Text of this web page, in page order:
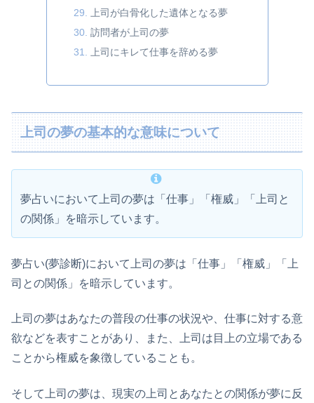
上司が白骨化した遺体となる夢
訪問者が上司の夢
上司にキレて仕事を辞める夢
上司の夢の基本的な意味について
夢占いにおいて上司の夢は「仕事」「権威」「上司と
の関係」を暗示しています。
夢占い(夢診断)において上司の夢は「仕事」「権威」「上
司との関係」を暗示しています。
上司の夢はあなたの普段の仕事の状況や、仕事に対する意
欲などを表すことがあり、また、上司は目上の立場である
ことから権威を象徴していることも。
そして上司の夢は、現実の上司とあなたとの関係が夢に反